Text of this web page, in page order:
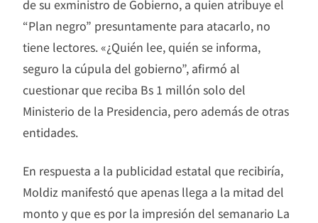
de su exministro de Gobierno, a quien atribuye el
“Plan negro” presuntamente para atacarlo, no
tiene lectores. «¿Quién lee, quién se informa,
seguro la cúpula del gobierno”, afirmó al
cuestionar que reciba Bs 1 millón solo del
Ministerio de la Presidencia, pero además de otras
entidades.
En respuesta a la publicidad estatal que recibiría,
Moldiz manifestó que apenas llega a la mitad del
monto y que es por la impresión del semanario La